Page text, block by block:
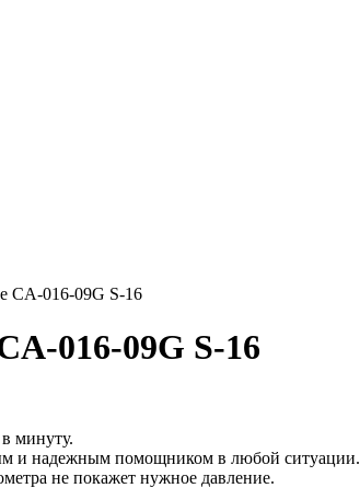
CA-016-09G S-16
016-09G S-16
минуту.
и надежным помощником в любой ситуации.
не покажет нужное давление.